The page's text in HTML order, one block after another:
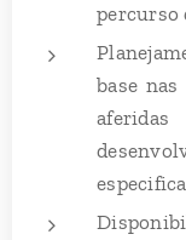
percurso
base